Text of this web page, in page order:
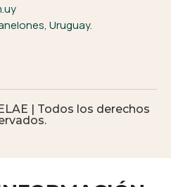
Uruguay.
| Todos los derechos